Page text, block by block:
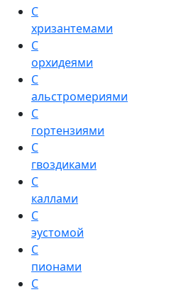
С
хризантемами
С
орхидеями
С
альстромериями
С
гортензиями
С
гвоздиками
С
каллами
С
эустомой
С
пионами
С